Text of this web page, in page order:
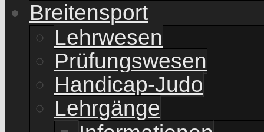
Breitensport
Lehrwesen
Prüfungswesen
Handicap-Judo
Lehrgänge